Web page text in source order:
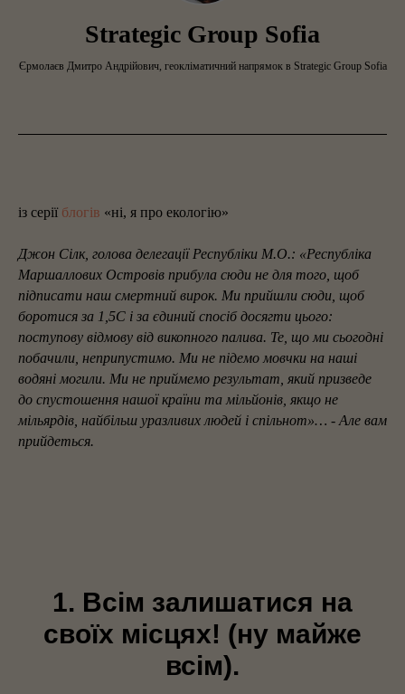
Strategic Group Sofia
Єрмолаєв Дмитро Андрійович, геокліматичний напрямок в Strategic Group Sofia
із серії блогів «ні, я про екологію»
Джон Сілк, голова делегації Республіки М.О.: «Республіка
Маршаллових Островів прибула сюди не для того, щоб
підписати наш смертний вирок. Ми прийшли сюди, щоб
боротися за 1,5C і за єдиний спосіб досягти цього:
поступову відмову від викопного палива. Те, що ми сьогодні
побачили, неприпустимо. Ми не підемо мовчки на наші
водяні могили. Ми не приймемо результат, який призведе
до спустошення нашої країни та мільйонів, якщо не
мільярдів, найбільш уразливих людей і спільнот»… - Але вам
прийдеться.
1. Всім залишатися на
своїх місцях! (ну майже
всім).